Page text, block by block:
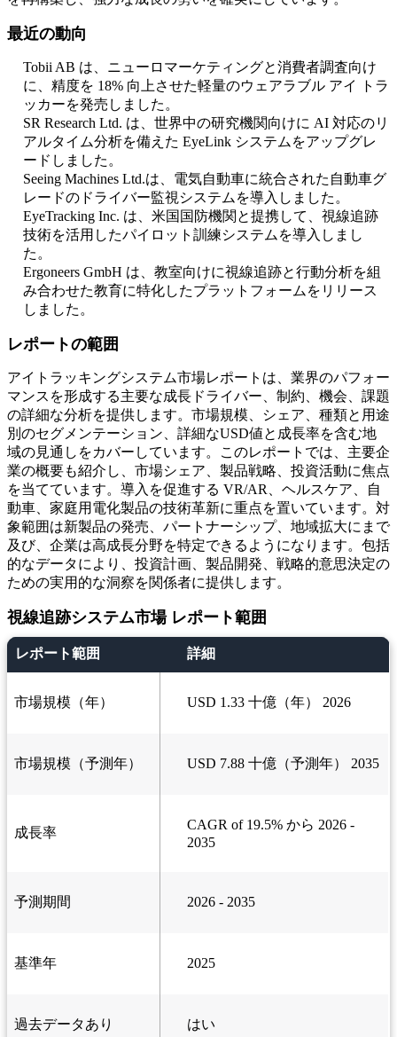
最近の動向
Tobii AB は、ニューロマーケティングと消費者調査向け
に、精度を 18% 向上させた軽量のウェアラブル アイ トラ
ッカーを発売しました。
SR Research Ltd. は、世界中の研究機関向けに AI 対応のリ
アルタイム分析を備えた EyeLink システムをアップグレ
ードしました。
Seeing Machines Ltd.は、電気自動車に統合された自動車グ
レードのドライバー監視システムを導入しました。
EyeTracking Inc. は、米国国防機関と提携して、視線追跡
技術を活用したパイロット訓練システムを導入しまし
た。
Ergoneers GmbH は、教室向けに視線追跡と行動分析を組
み合わせた教育に特化したプラットフォームをリリース
しました。
レポートの範囲
アイトラッキングシステム市場レポートは、業界のパフォー
マンスを形成する主要な成長ドライバー、制約、機会、課題
の詳細な分析を提供します。市場規模、シェア、種類と用途
別のセグメンテーション、詳細なUSD値と成長率を含む地
域の見通しをカバーしています。このレポートでは、主要企
業の概要も紹介し、市場シェア、製品戦略、投資活動に焦点
を当てています。導入を促進する VR/AR、ヘルスケア、自
動車、家庭用電化製品の技術革新に重点を置いています。対
象範囲は新製品の発売、パートナーシップ、地域拡大にまで
及び、企業は高成長分野を特定できるようになります。包括
的なデータにより、投資計画、製品開発、戦略的意思決定の
ための実用的な洞察を関係者に提供します。
視線追跡システム市場 レポート範囲
レポート範囲 詳細
市場規模（年） USD 1.33 十億（年） 2026
市場規模（予測年） USD 7.88 十億（予測年） 2035
成長率
CAGR of 19.5% から 2026 -
2035
予測期間 2026 - 2035
基準年 2025
過去データあり はい